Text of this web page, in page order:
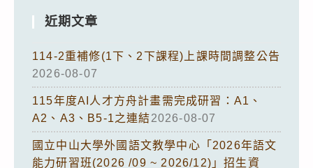
近期文章
114-2重補修(1下、2下課程)上課時間調整公告
2026-08-07
115年度AI人才方舟計畫需完成研習：A1、
A2、A3、B5-1之連結2026-08-07
國立中山大學外國語文教學中心「2026年語文
能力研習班(2026 /09 ~ 2026/12)」招生資